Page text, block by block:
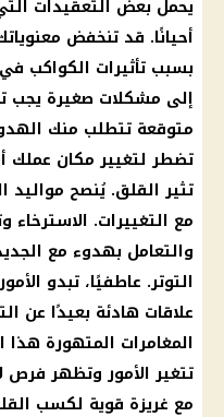
يحمل بعض التعقيدات
أحيانًا. قد تنخفض
بسبب تأثيرات الكواكب
إلى مشكلات صغيرة يجب
متوقعة تتطلب منك
تضطر لتغيير مكان
تثير القلق. يُنصح مواليد
مع التغييرات. الاسترخاء
والتعامل بهدوء مع
التوتر. عاطفيًا، تبدو
علاقات هادئة بعيدًا عن
المغامرات المتهورة
تتغير الأمور وتظهر فرص
مع غريزة قوية لكسب